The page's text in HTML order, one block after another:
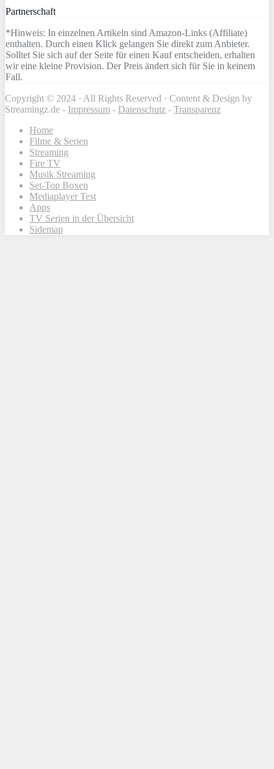
Partnerschaft
*Hinweis: In einzelnen Artikeln sind Amazon-Links (Affiliate)
enthalten. Durch einen Klick gelangen Sie direkt zum Anbieter.
Solltet Sie sich auf der Seite für einen Kauf entscheiden, erhalten
wir eine kleine Provision. Der Preis ändert sich für Sie in keinem
Fall.
Copyright © 2024 · All Rights Reserved · Content & Design by
Streamingz.de - Impressum - Datenschutz - Transparenz
Home
Filme & Serien
Streaming
Fire TV
Musik Streaming
Set-Top Boxen
Mediaplayer Test
Apps
TV Serien in der Übersicht
Sidemap